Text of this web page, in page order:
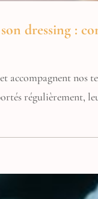
dressing :
nos
régulièrement,